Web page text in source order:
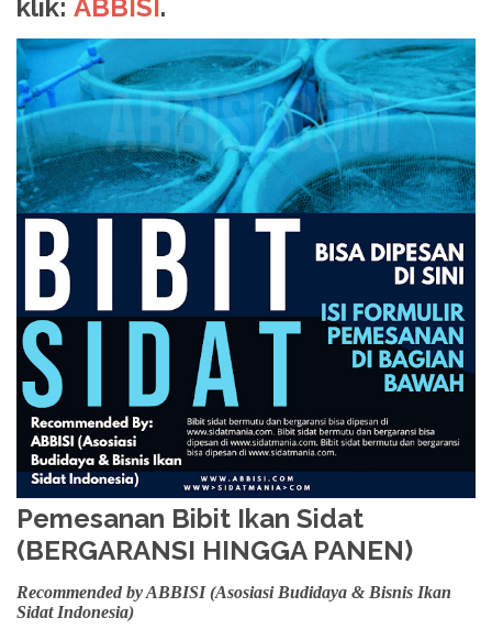
klik: ABBISI.
Pemesanan Bibit Ikan Sidat
(BERGARANSI HINGGA PANEN)
Recommended by ABBISI (Asosiasi Budidaya & Bisnis Ikan
Sidat Indonesia)